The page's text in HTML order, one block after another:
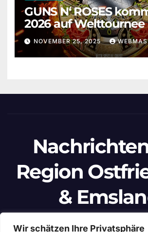
Wir schätzen Ihre Privatsphäre
GUNS N‘ ROSES
2026 auf Welttournee
NOVEMBER 25, 2025
Region
&